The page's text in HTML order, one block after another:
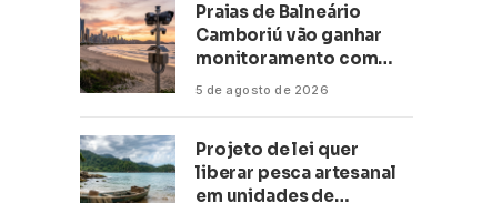
Praias de Balneário
Camboriú vão ganhar
monitoramento com
inteligência artificial
5 de agosto de 2026
Projeto de lei quer
liberar pesca artesanal
em unidades de